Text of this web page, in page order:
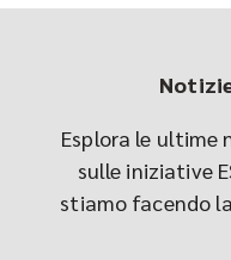
Esplora le ultime
sulle iniziative
stiamo facendo